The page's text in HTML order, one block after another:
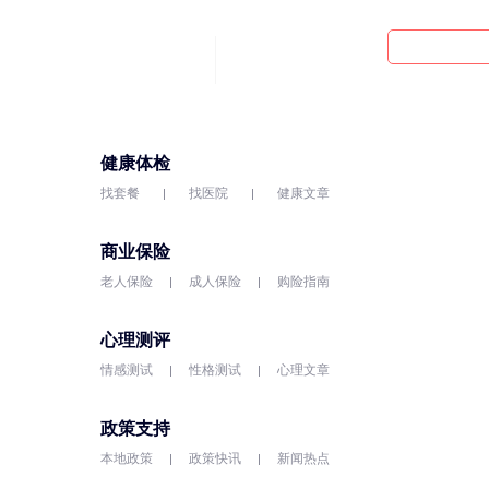
健康体检
找套餐 找医院 健康文章
商业保险
老人保险 成人保险 购险指南
心理测评
情感测试 性格测试 心理文章
政策支持
本地政策 政策快讯 新闻热点